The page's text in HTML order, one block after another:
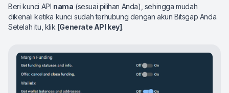
Beri kunci API nama (sesuai pilihan Anda), sehingga mudah
dikenali ketika kunci sudah terhubung dengan akun Bitsgap Anda.
Setelah itu, klik [Generate API key].